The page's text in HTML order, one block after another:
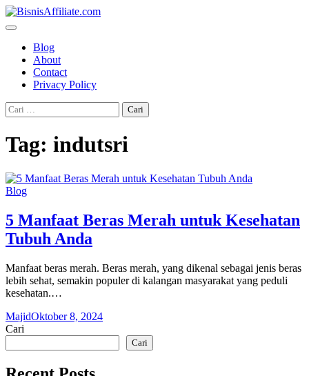
Skip
to
Blog
About
Contact
Privacy Policy
Cari
untuk:
Tag: indutsri
Blog
5 Manfaat Beras Merah untuk Kesehatan
Tubuh Anda
Manfaat beras merah. Beras merah, yang dikenal sebagai jenis beras
lebih sehat, semakin populer di kalangan masyarakat yang peduli
kesehatan.…
MajidOktober 8, 2024
Cari
Cari